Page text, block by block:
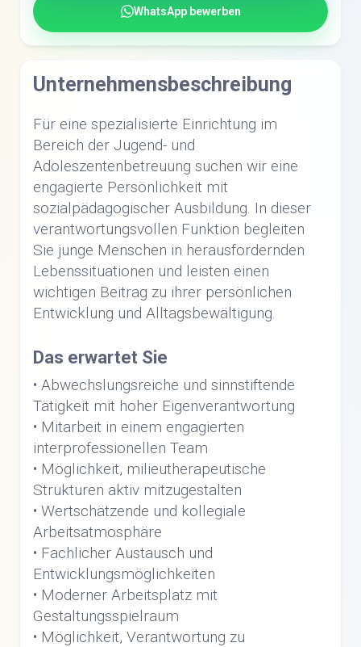
WhatsApp bewerben
Unternehmensbeschreibung
Für eine spezialisierte Einrichtung im
Bereich der Jugend- und
Adoleszentenbetreuung suchen wir eine
engagierte Persönlichkeit mit
sozialpädagogischer Ausbildung. In dieser
verantwortungsvollen Funktion begleiten
Sie junge Menschen in herausfordernden
Lebenssituationen und leisten einen
wichtigen Beitrag zu ihrer persönlichen
Entwicklung und Alltagsbewältigung.
Das erwartet Sie
• Abwechslungsreiche und sinnstiftende
Tätigkeit mit hoher Eigenverantwortung
• Mitarbeit in einem engagierten
interprofessionellen Team
• Möglichkeit, milieutherapeutische
Strukturen aktiv mitzugestalten
• Wertschätzende und kollegiale
Arbeitsatmosphäre
• Fachlicher Austausch und
Entwicklungsmöglichkeiten
• Moderner Arbeitsplatz mit
Gestaltungsspielraum
• Möglichkeit, Verantwortung zu